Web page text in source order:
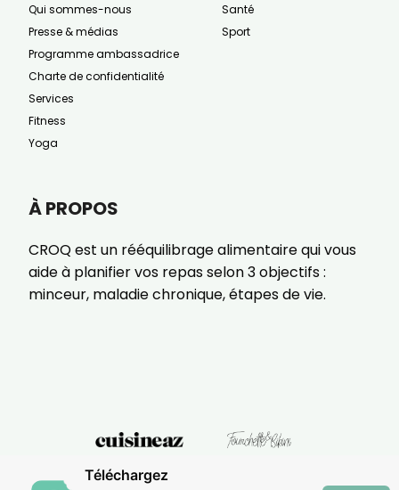
À PROPOS
CROQ est un rééquilibrage alimentaire qui vous
aide à planifier vos repas selon 3 objectifs :
minceur, maladie chronique, étapes de vie.
Qui sommes-nous
Presse & médias
Programme ambassadrice
Charte de confidentialité
Services
Fitness
Yoga
Santé
Sport
Téléchargez